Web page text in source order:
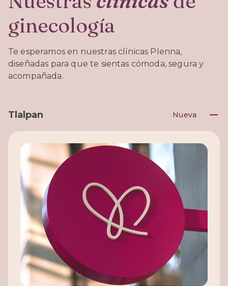
ginecología
Te esperamos en nuestras clínicas Plenna,
diseñadas para que te sientas cómoda, segura y
acompañada.
Tlalpan Nueva